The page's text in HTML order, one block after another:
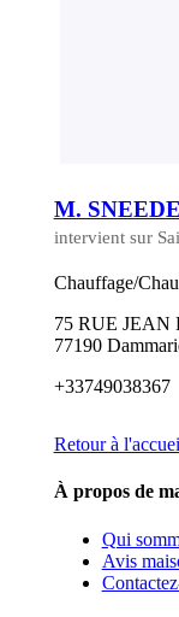
M.
intervient sur
Chauffage/
75 RUE
77190
+33749038367
Retour à
À propos de
Qui
Avis